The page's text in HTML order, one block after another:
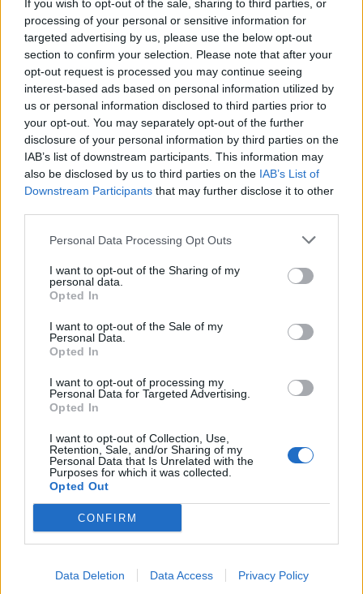
If you wish to opt-out of the sale, sharing to third parties, or
processing of your personal or sensitive information for
targeted advertising by us, please use the below opt-out
section to confirm your selection. Please note that after your
opt-out request is processed you may continue seeing
interest-based ads based on personal information utilized by
us or personal information disclosed to third parties prior to
your opt-out. You may separately opt-out of the further
disclosure of your personal information by third parties on the
IAB’s list of downstream participants. This information may
also be disclosed by us to third parties on the IAB’s List of
Downstream Participants that may further disclose it to other
Personal Data Processing Opt Outs
I want to opt-out of the Sharing of my
personal data.
Opted In
I want to opt-out of the Sale of my
Personal Data.
Opted In
I want to opt-out of processing my
Personal Data for Targeted Advertising.
Opted In
I want to opt-out of Collection, Use,
Retention, Sale, and/or Sharing of my
Personal Data that Is Unrelated with the
Purposes for which it was collected.
Opted Out
CONFIRM
Data Deletion Data Access Privacy Policy
Jamel Debbouze révèle ses disputes secrètes avec
Mélissa Theuriau
4 février 2026
de stars attendue !
23 juillet 2024
Laisser un commentaire
Votre adresse e-mail ne sera pas publiée.
Les champs